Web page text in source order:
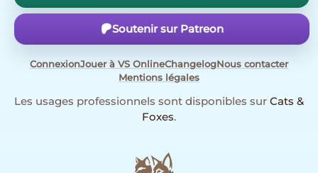
Soutenir sur Patreon
ConnexionJouer à VS OnlineChangelogNous contacter
Mentions légales
Les usages professionnels sont disponibles sur Cats &
Foxes.